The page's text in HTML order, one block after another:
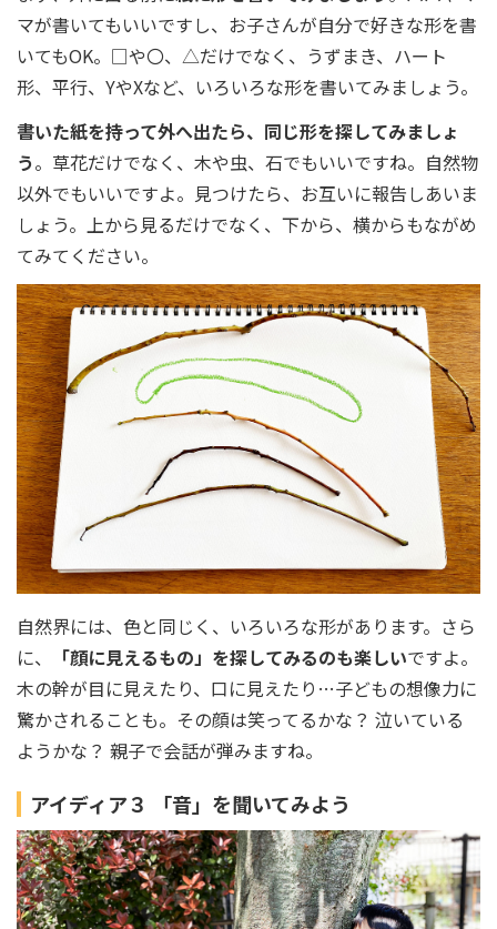
マが書いてもいいですし、お子さんが自分で好きな形を書
いてもOK。□や〇、△だけでなく、うずまき、ハート
形、平行、YやXなど、いろいろな形を書いてみましょう。
書いた紙を持って外へ出たら、同じ形を探してみましょ
う。草花だけでなく、木や虫、石でもいいですね。自然物
以外でもいいですよ。見つけたら、お互いに報告しあいま
しょう。上から見るだけでなく、下から、横からもながめ
てみてください。
自然界には、色と同じく、いろいろな形があります。さら
に、
「顔に見えるもの」を探してみるのも楽しいですよ。
木の幹が目に見えたり、口に見えたり…子どもの想像力に
驚かされることも。その顔は笑ってるかな？ 泣いている
ようかな？ 親子で会話が弾みますね。
アイディア３ 「音」を聞いてみよう